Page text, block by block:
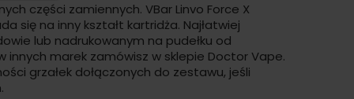
części zamiennych. VBar Linvo Force X
się na inny kształt kartridża. Najłatwiej
lub nadrukowanym na pudełku od
innych marek zamówisz w sklepie Doctor Vape.
grzałek dołączonych do zestawu, jeśli